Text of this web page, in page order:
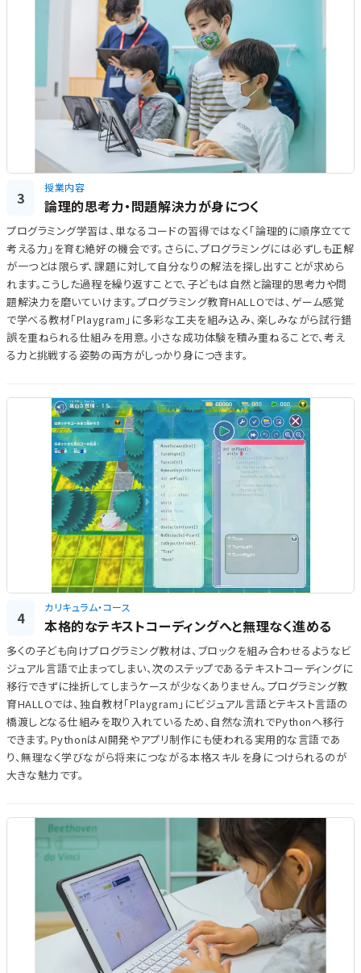
3
授業内容
論理的思考力・問題解決力が身につく
プログラミング学習は、単なるコードの習得ではなく「論理的に順序立てて
考える力」を育む絶好の機会です。さらに、プログラミングには必ずしも正解
が一つとは限らず、課題に対して自分なりの解法を探し出すことが求めら
れます。こうした過程を繰り返すことで、子どもは自然と論理的思考力や問
題解決力を磨いていけます。プログラミング教育HALLOでは、ゲーム感覚
で学べる教材「Playgram」に多彩な工夫を組み込み、楽しみながら試行錯
誤を重ねられる仕組みを用意。小さな成功体験を積み重ねることで、考え
る力と挑戦する姿勢の両方がしっかり身につきます。
4
カリキュラム・コース
本格的なテキストコーディングへと無理なく進める
多くの子ども向けプログラミング教材は、ブロックを組み合わせるようなビ
ジュアル言語で止まってしまい、次のステップであるテキストコーディングに
移行できずに挫折してしまうケースが少なくありません。プログラミング教
育HALLOでは、独自教材「Playgram」にビジュアル言語とテキスト言語の
橋渡しとなる仕組みを取り入れているため、自然な流れでPythonへ移行
できます。PythonはAI開発やアプリ制作にも使われる実用的な言語であ
り、無理なく学びながら将来につながる本格スキルを身につけられるのが
大きな魅力です。